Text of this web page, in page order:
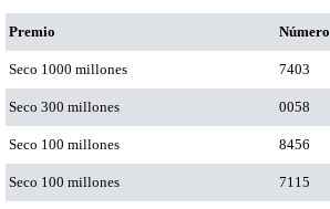
Premio Número
Seco 1000 millones 7403
Seco 300 millones 0058
Seco 100 millones 8456
Seco 100 millones 7115